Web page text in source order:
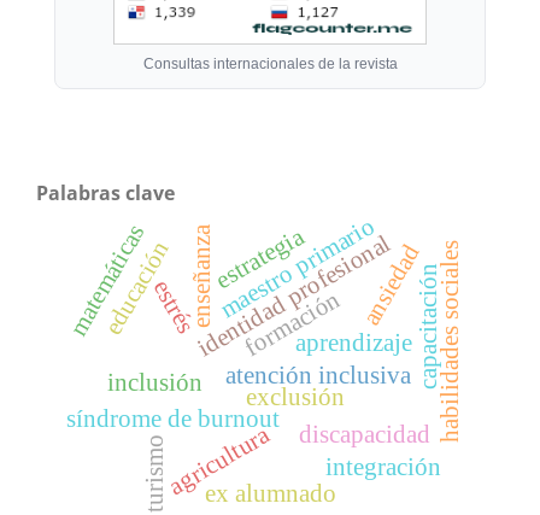
Consultas internacionales de la revista
Palabras clave
formación
atención inclusiva
identidad profesional
enseñanza
aprendizaje
inclusión
exclusión
discapacidad
capacitación
estrés ansiedad
síndrome de burnout
maestro primario
agricultura
turismo
habilidades sociales
educación
integración
estrategia
matemáticas
ex alumnado